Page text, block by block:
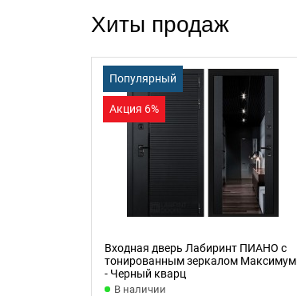
Хиты продаж
Популярный
Акция 6%
Входная дверь Лабиринт ПИАНО с
тонированным зеркалом Максимум
- Черный кварц
В наличии